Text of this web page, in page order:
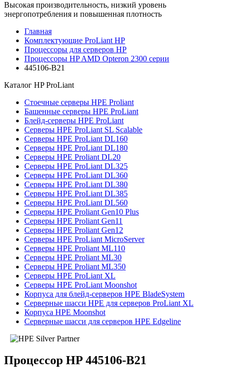
Высокая производительность, низкий уровень
энергопотребления и повышенная плотность
Главная
Комплектующие ProLiant HP
Процессоры для серверов HP
Процессоры HP AMD Opteron 2300 серии
445106-B21
Каталог HP ProLiant
Стоечные серверы HPE Proliant
Башенные серверы HPE ProLiant
Блейд-серверы HPE ProLiant
Серверы HPE ProLiant SL Scalable
Серверы HPE ProLiant DL160
Серверы HPE ProLiant DL180
Серверы HPE Proliant DL20
Серверы HPE ProLiant DL325
Серверы HPE ProLiant DL360
Серверы HPE ProLiant DL380
Серверы HPE ProLiant DL385
Серверы HPE ProLiant DL560
Серверы HPE Proliant Gen10 Plus
Серверы HPE Proliant Gen11
Серверы HPE Proliant Gen12
Серверы HPE ProLiant MicroServer
Серверы HPE Proliant ML110
Серверы HPE Proliant ML30
Серверы HPE Proliant ML350
Серверы HPE ProLiant XL
Серверы HPE ProLiant Moonshot
Корпуса для блейд-серверов HPE BladeSystem
Серверные шасси HPE для серверов ProLiant XL
Корпуса HPE Moonshot
Серверные шасси для серверов HPE Edgeline
Процессор HP 445106-B21